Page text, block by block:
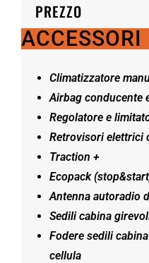
PREZZO
ACCESSORI
Climatizzatore
Airbag conducente
Regolatore e
Retrovisori elettrici
Traction +
Ecopack
Antenna autoradio
Sedili cabina
Fodere sedili
cellula